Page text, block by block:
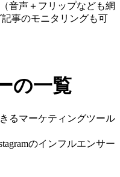
音声＋フリップなども網
事のモニタリングも可
の一覧
るマーケティングツール
のインフルエンサー